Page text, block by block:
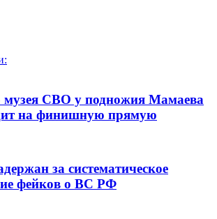
музея СВО у подножия Мамаева
на финишную прямую
за систематическое
фейков о ВС РФ